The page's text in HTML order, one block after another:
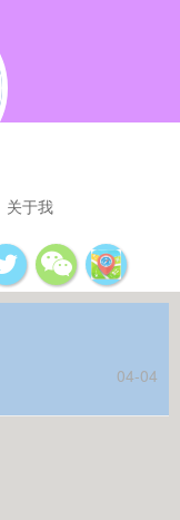
关于我
04-04